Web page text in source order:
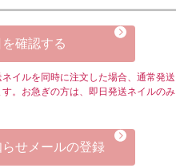
確認する
イルを同時に注文した場合、通常発送
。お急ぎの方は、即日発送ネイルのみ
らせメールの登録